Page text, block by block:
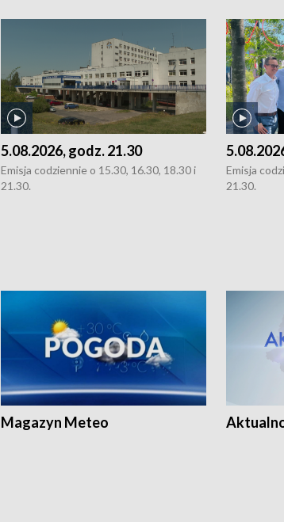
5.08.2026, godz. 21.30
Emisja codziennie o 15.30, 16.30, 18.30 i
21.30.
Emisja
21.30.
Magazyn Meteo